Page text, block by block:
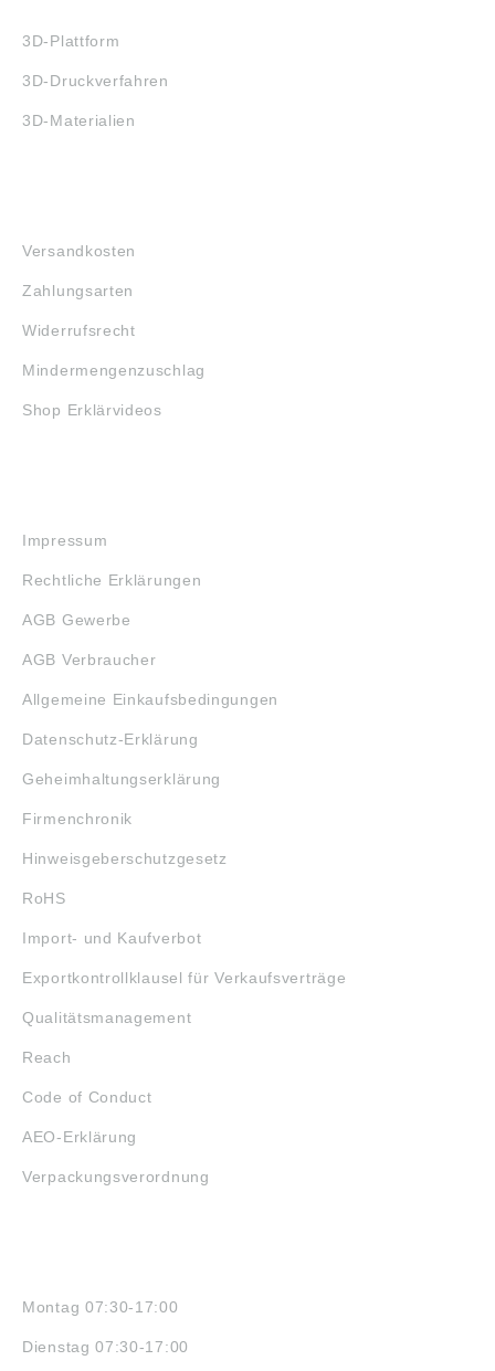
3D-Plattform
3D-Druckverfahren
3D-Materialien
Versandkosten
Zahlungsarten
Widerrufsrecht
Mindermengenzuschlag
Shop Erklärvideos
Impressum
Rechtliche Erklärungen
AGB Gewerbe
AGB Verbraucher
Allgemeine Einkaufsbedingungen
Datenschutz-Erklärung
Geheimhaltungserklärung
Firmenchronik
Hinweisgeberschutzgesetz
RoHS
Import- und Kaufverbot
Exportkontrollklausel für Verkaufsverträge
Qualitätsmanagement
Reach
Code of Conduct
AEO-Erklärung
Verpackungsverordnung
Montag 07:30-17:00
Dienstag 07:30-17:00